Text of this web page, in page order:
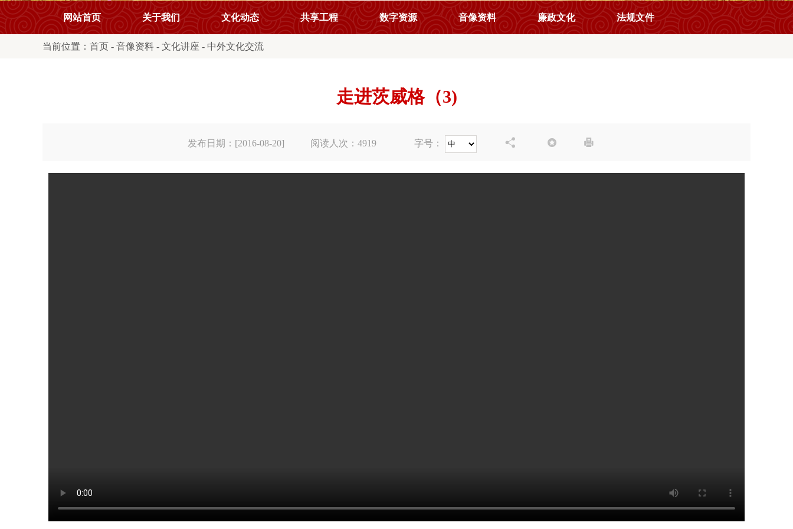
网站首页 关于我们 文化动态 共享工程 数字资源 音像资料 廉政文化 法规文件
当前位置： 首页 - 音像资料 - 文化讲座 - 中外文化交流
走进茨威格（3)
发布日期：[2016-08-20] 阅读人次： 4919 字号：   